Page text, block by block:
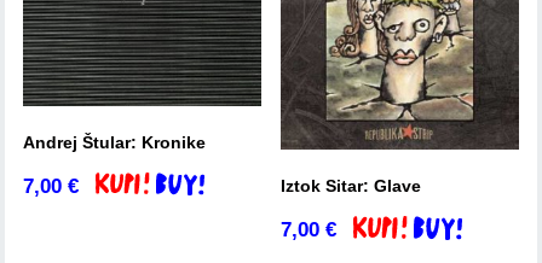
Andrej Štular: Kronike
7,00€ Dodaj v košarico Iztok Sitar: Glave
7,00€ Dodaj v košarico